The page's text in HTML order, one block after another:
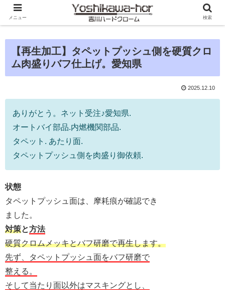
【再生加工】タペットプッシュ側を硬質クロ
ム肉盛りバフ仕上げ。愛知県
2025.12.10
ありがとう。ネット受注♪愛知県.
オートバイ部品.内燃機関部品.
タペット. あたり面.
タペットプッシュ側を肉盛り御依頼.
状態
タペットプッシュ面は、摩耗痕が確認でき
ました。
対策と方法
硬質クロムメッキとバフ研磨で再生します。
先ず、タペットプッシュ面をバフ研磨で
整える。
そして当たり面以外はマスキングとし、
メニュー 検索